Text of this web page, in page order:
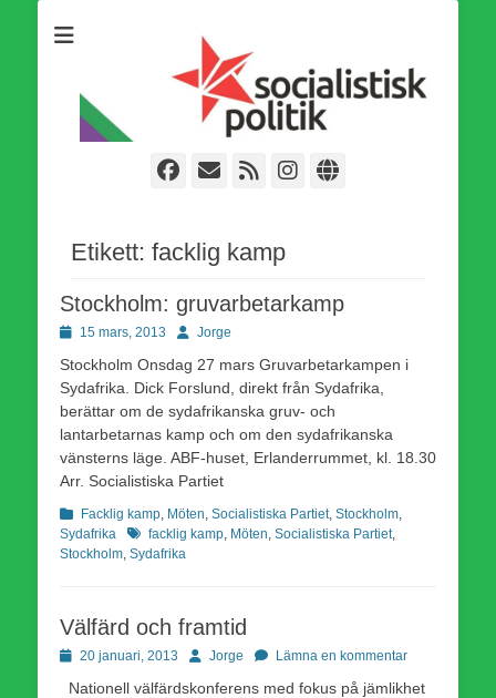
världsomfattande socialistiska Fjärde Internationalen och en viktig
tillgång i kampen för en socialistisk framtid!
Facebook
E-
Webbflöde
Instagram
Webbplats
Etikett: facklig kamp
Stockholm: gruvarbetarkamp
Publicerad
15 mars, 2013 Författare
Jorge
Stockholm Onsdag 27 mars Gruvarbetarkampen i
Sydafrika. Dick Forslund, direkt från Sydafrika,
berättar om de sydafrikanska gruv- och
lantarbetarnas kamp och om den sydafrikanska
vänsterns läge. ABF-huset, Erlanderrummet, kl. 18.30
Arr. Socialistiska Partiet
Kategorier
Facklig kamp Möten Socialistiska Partiet, Stockholm
Sydafrika
Etiketter
facklig kamp Möten Socialistiska Partiet,
Stockholm Sydafrika
Välfärd och framtid
Publicerad
20 januari, 2013 Författare
Jorge Lämna en kommentar
Nationell välfärdskonferens med fokus på jämlikhet